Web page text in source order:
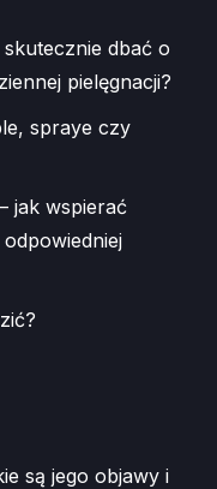
dbać o
pielęgnacji?
spraye czy
jak wspierać
są jego objawy i